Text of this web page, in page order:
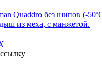
Quaddro без шипов (-
из меха, с манжетой.